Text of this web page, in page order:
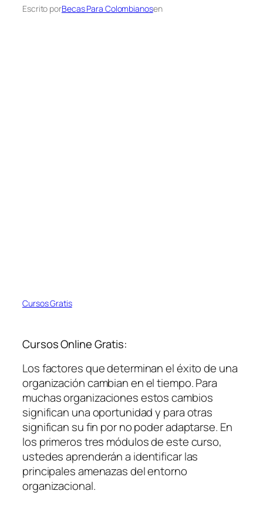
Escrito porBecas Para Colombianosen
Cursos Gratis
Cursos Online Gratis:
Los factores que determinan el éxito de una
organización cambian en el tiempo. Para
muchas organizaciones estos cambios
significan una oportunidad y para otras
significan su fin por no poder adaptarse. En
los primeros tres módulos de este curso,
ustedes aprenderán a identificar las
principales amenazas del entorno
organizacional.